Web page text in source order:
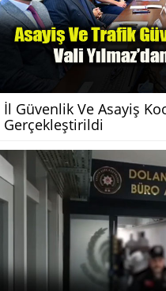
İl Güvenlik Ve Asayiş
Gerçekleştirildi